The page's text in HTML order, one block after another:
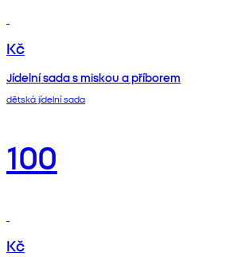
Kč
Jídelní sada s miskou a příborem
dětská jídelní sada
100
Kč